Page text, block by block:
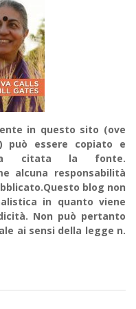
in questo sito (ove
può essere copiato e
citata la fonte.
alcuna responsabilità
blog non
in quanto viene
Non può pertanto
ai sensi della legge n.